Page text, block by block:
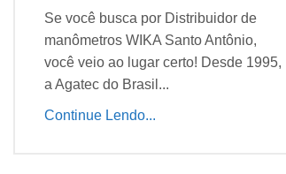
Se você busca por Distribuidor de
manômetros WIKA Santo Antônio,
você veio ao lugar certo! Desde 1995,
a Agatec do Brasil...
Continue Lendo...